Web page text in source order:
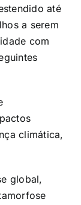
até
a serem
com
climática,
global,